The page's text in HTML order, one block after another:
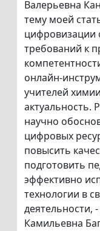
Валерьевна
тему моей
цифровизации
требований к
онлайн-
учителей
актуальность.
научно
цифровых
повысить
подготовить
эффективно
технологии в
деятельности,
Камильевна